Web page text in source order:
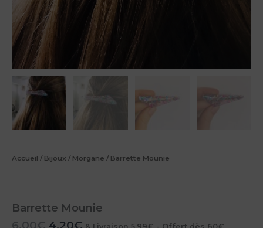
Accueil / Bijoux / Morgane / Barrette Mounie
Barrette Mounie
Le
Le